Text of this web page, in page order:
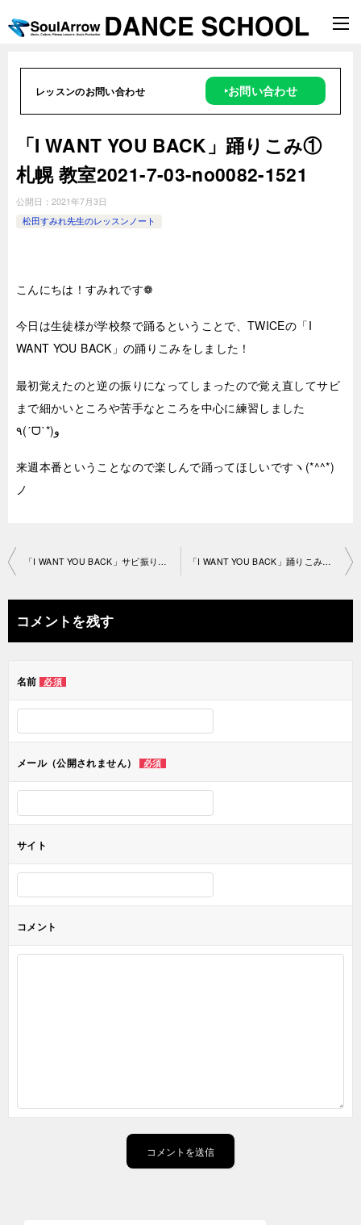
レッスンのお問い合わせ ‣お問い合わせ
「I WANT YOU BACK」踊りこみ①
札幌 教室2021-7-03-no0082-1521
公開日： 2021年7月3日
松田すみれ先生のレッスンノート
こんにちは！すみれです❁
今日は生徒様が学校祭で踊るということで、TWICEの「I
WANT YOU BACK」の踊りこみをしました！
最初覚えたのと逆の振りになってしまったので覚え直してサビ
まで細かいところや苦手なところを中心に練習しました
٩(ˊᗜˋ*)و
来週本番ということなので楽しんで踊ってほしいですヽ(*^^*)
ノ
投
ナ
ビ
ー
ン
コメントを残す
名前 必須
メール（公開されません） 必須
サイト
コメント